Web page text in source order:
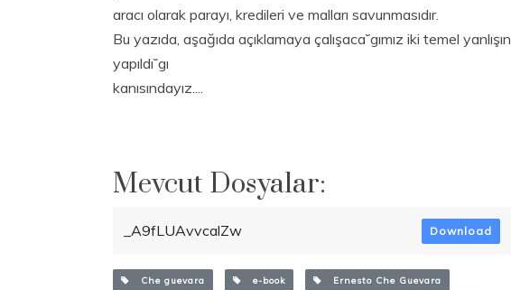
aracı olarak parayı, kredileri ve malları savunmasıdır.
Bu yazıda, aşağıda açıklamaya çalışaca˘gımız iki temel yanlışın
yapıldı˘gı
kanısındayız....
Mevcut Dosyalar:
_A9fLUAvvcalZw Download
Che guevara e-book Ernesto Che Guevara